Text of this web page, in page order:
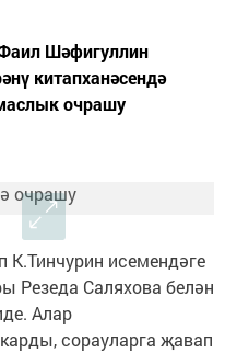
Шәфигуллин
китапханәсендә
очрашу
К.Тинчурин исемендәге
Резеда Саляхова белән
Алар
сорауларга җавап